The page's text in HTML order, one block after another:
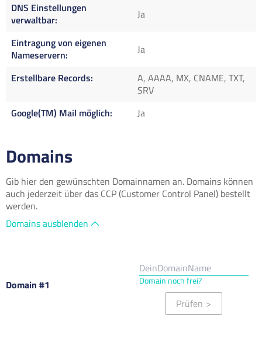
DNS Einstellungen
verwaltbar
Ja
Eintragung von eigenen
Nameservern
Ja
Erstellbare Records
A, AAAA, MX, CNAME, TXT,
SRV
Google(TM) Mail möglich
Ja
Domains
Gib hier den gewünschten Domainnamen an. Domains können
auch jederzeit über das CCP (Customer Control Panel) bestellt
werden.
Domains ausblenden
Domain #1 Domain noch frei?
Prüfen >